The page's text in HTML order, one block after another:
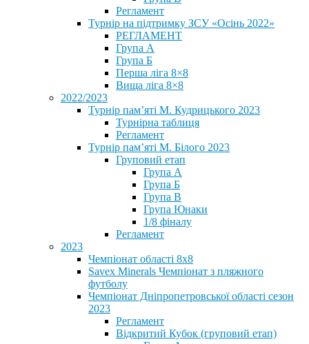
Регламент
Турнір на підтримку ЗСУ «Осінь 2022»
РЕГЛАМЕНТ
Група А
Група Б
Перша ліга 8×8
Вища ліга 8×8
2022/2023
Турнір пам’яті М. Кудрицького 2023
Турнірна таблиця
Регламент
Турнір пам’яті М. Білого 2023
Груповий етап
Група А
Група Б
Група В
Група Юнаки
1/8 фіналу
Регламент
2023
Чемпіонат області 8х8
Savex Minerals Чемпіонат з пляжного
футболу
Чемпіонат Дніпропетровської області сезон
2023
Регламент
Відкритий Кубок (груповий етап)